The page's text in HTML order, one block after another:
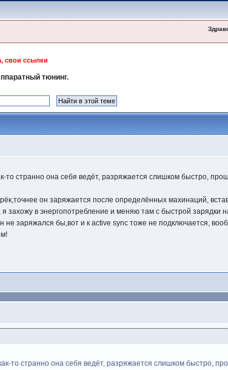
свои ссылки
тюнинг.
то странно она себя ведёт, разряжается слишком быстро,
он заряжается после определённых махинаций,
я захожу в энергопотребление и меняю там с быстрой
заряжался бы,вот и к active sync тоже не подключается,
то странно она себя ведёт, разряжается слишком быстро,